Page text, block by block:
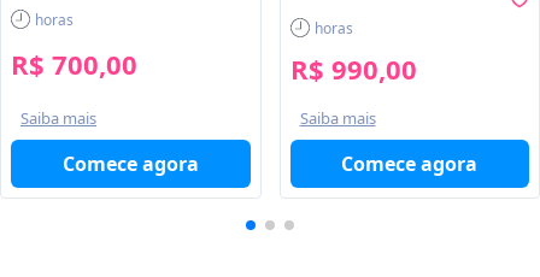
horas
R$ 700,00
Saiba mais
Comece agora
horas
R$ 990,00
Saiba mais
Comece agora